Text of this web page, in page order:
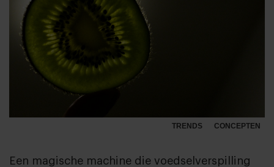
TRENDS CONCEPTEN
Een magische machine die voedselverspilling